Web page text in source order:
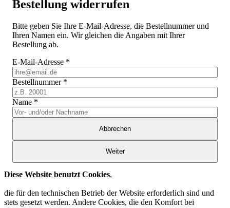
Bestellung widerrufen
Bitte geben Sie Ihre E-Mail-Adresse, die Bestellnummer und
Ihren Namen ein. Wir gleichen die Angaben mit Ihrer
Bestellung ab.
E-Mail-Adresse *
Bestellnummer *
Name *
Abbrechen
Weiter
Diese Website benutzt Cookies,
die für den technischen Betrieb der Website erforderlich sind und
stets gesetzt werden. Andere Cookies, die den Komfort bei